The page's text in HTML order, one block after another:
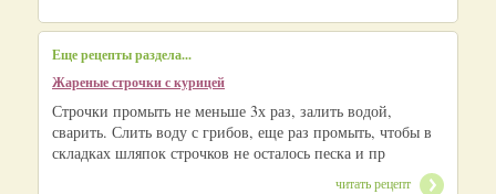
Еще рецепты раздела...
Жареные строчки с курицей
Строчки промыть не меньше 3х раз, залить водой,
сварить. Слить воду с грибов, еще раз промыть, чтобы в
складках шляпок строчков не осталось песка и пр
читать рецепт